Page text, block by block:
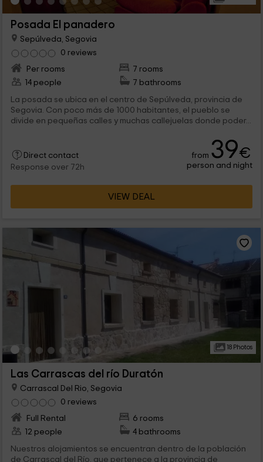
Posada El panadero
Sepúlveda, Segovia
0 reviews
Per rooms
7 rooms
14 people
7 bathrooms
La posada se ubica en el centro de Sepúlveda, provincia de
Segovia. Con poco más de 1000 habitantes, el pueblo se
divide en pequeñas calles y muchas callejuelas donde poder...
Direct contact
Response over 72h
from 39€
person and night
VIEW DEAL
18 Photos
Las Carrascas del río Duratón
Carrascal Del Rio, Segovia
0 reviews
Full Rental
6 rooms
12 people
4 bathrooms
Nuestros alojamientos se encuentran dentro de la población
de Carrascal del Río, que pertenece a la provincia de